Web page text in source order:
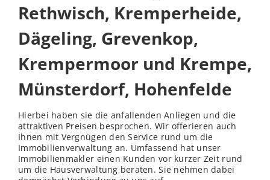
Rethwisch, Kremperheide,
Dägeling, Grevenkop,
Krempermoor und Krempe,
Münsterdorf, Hohenfelde
Hierbei haben sie die anfallenden Anliegen und die
attraktiven Preisen besprochen. Wir offerieren auch
Ihnen mit Vergnügen den Service rund um die
Immobilienverwaltung an. Umfassend hat unser
Immobilienmakler einen Kunden vor kurzer Zeit rund
um die Hausverwaltung beraten. Sie nehmen dabei